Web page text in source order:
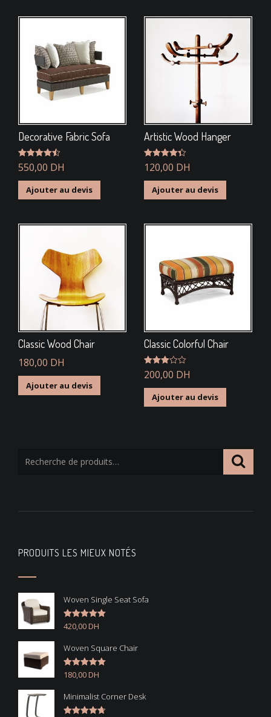
Decorative Fabric Sofa
Note 4.50
sur 5
550,00 DH
Ajouter au devis
Artistic Wood Hanger
Note 4.33
sur 5
120,00 DH
Ajouter au devis
Classic Wood Chair
180,00 DH
Ajouter au devis
Classic Colorful Chair
Note
3.00
sur 5
200,00 DH
Ajouter au devis
PRODUITS LES MIEUX NOTÉS
Woven Single Seat Sofa
Note5.00
sur 5
420,00DH
Woven Square Chair
Note5.00
sur 5
180,00DH
Minimalist Corner Desk